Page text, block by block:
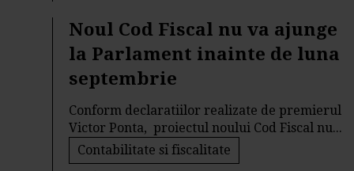
Noul Cod Fiscal nu va ajunge
la Parlament inainte de luna
septembrie
Conform declaratiilor realizate de premierul
Victor Ponta, proiectul noului Cod Fiscal nu...
Contabilitate si fiscalitate